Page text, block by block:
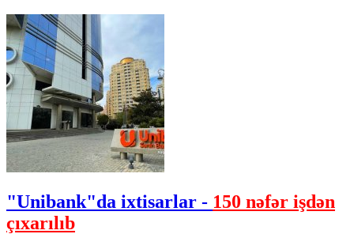
"Unibank"da ixtisarlar - 150 nəfər işdən
çıxarılıb